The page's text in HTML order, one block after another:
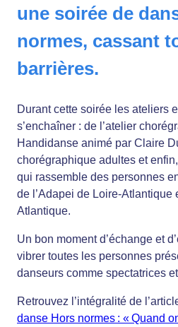
une soirée de
normes, cassant
barrières.
Durant cette soirée les ateliers
s’enchaîner : de l’atelier
Handidanse animé par Claire
chorégraphique adultes et
qui rassemble des personnes
de l’Adapei de Loire-Atlantique
Atlantique.
Un bon moment d’échange et
vibrer toutes les personnes
danseurs comme spectatrices
Retrouvez l’intégralité de
danse Hors normes : « Quand